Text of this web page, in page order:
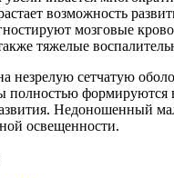
возможность
мозговые
тяжелые
незрелую сетчатую
полностью формируются
Недоношенный
освещенности.